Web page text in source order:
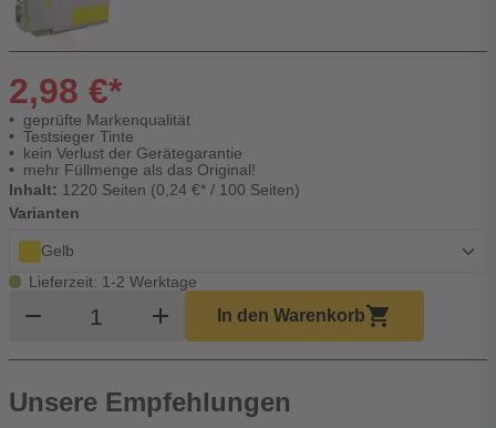
2,98 €*
geprüfte Markenqualität
Testsieger Tinte
kein Verlust der Gerätegarantie
mehr Füllmenge als das Original!
Inhalt: 1220 Seiten (0,24 €* / 100 Seiten)
Varianten
Gelb
Lieferzeit: 1-2 Werktage
remove Produkt Warenkorb Menge
add In den Warenkorbshopping_cart
Unsere Empfehlungen